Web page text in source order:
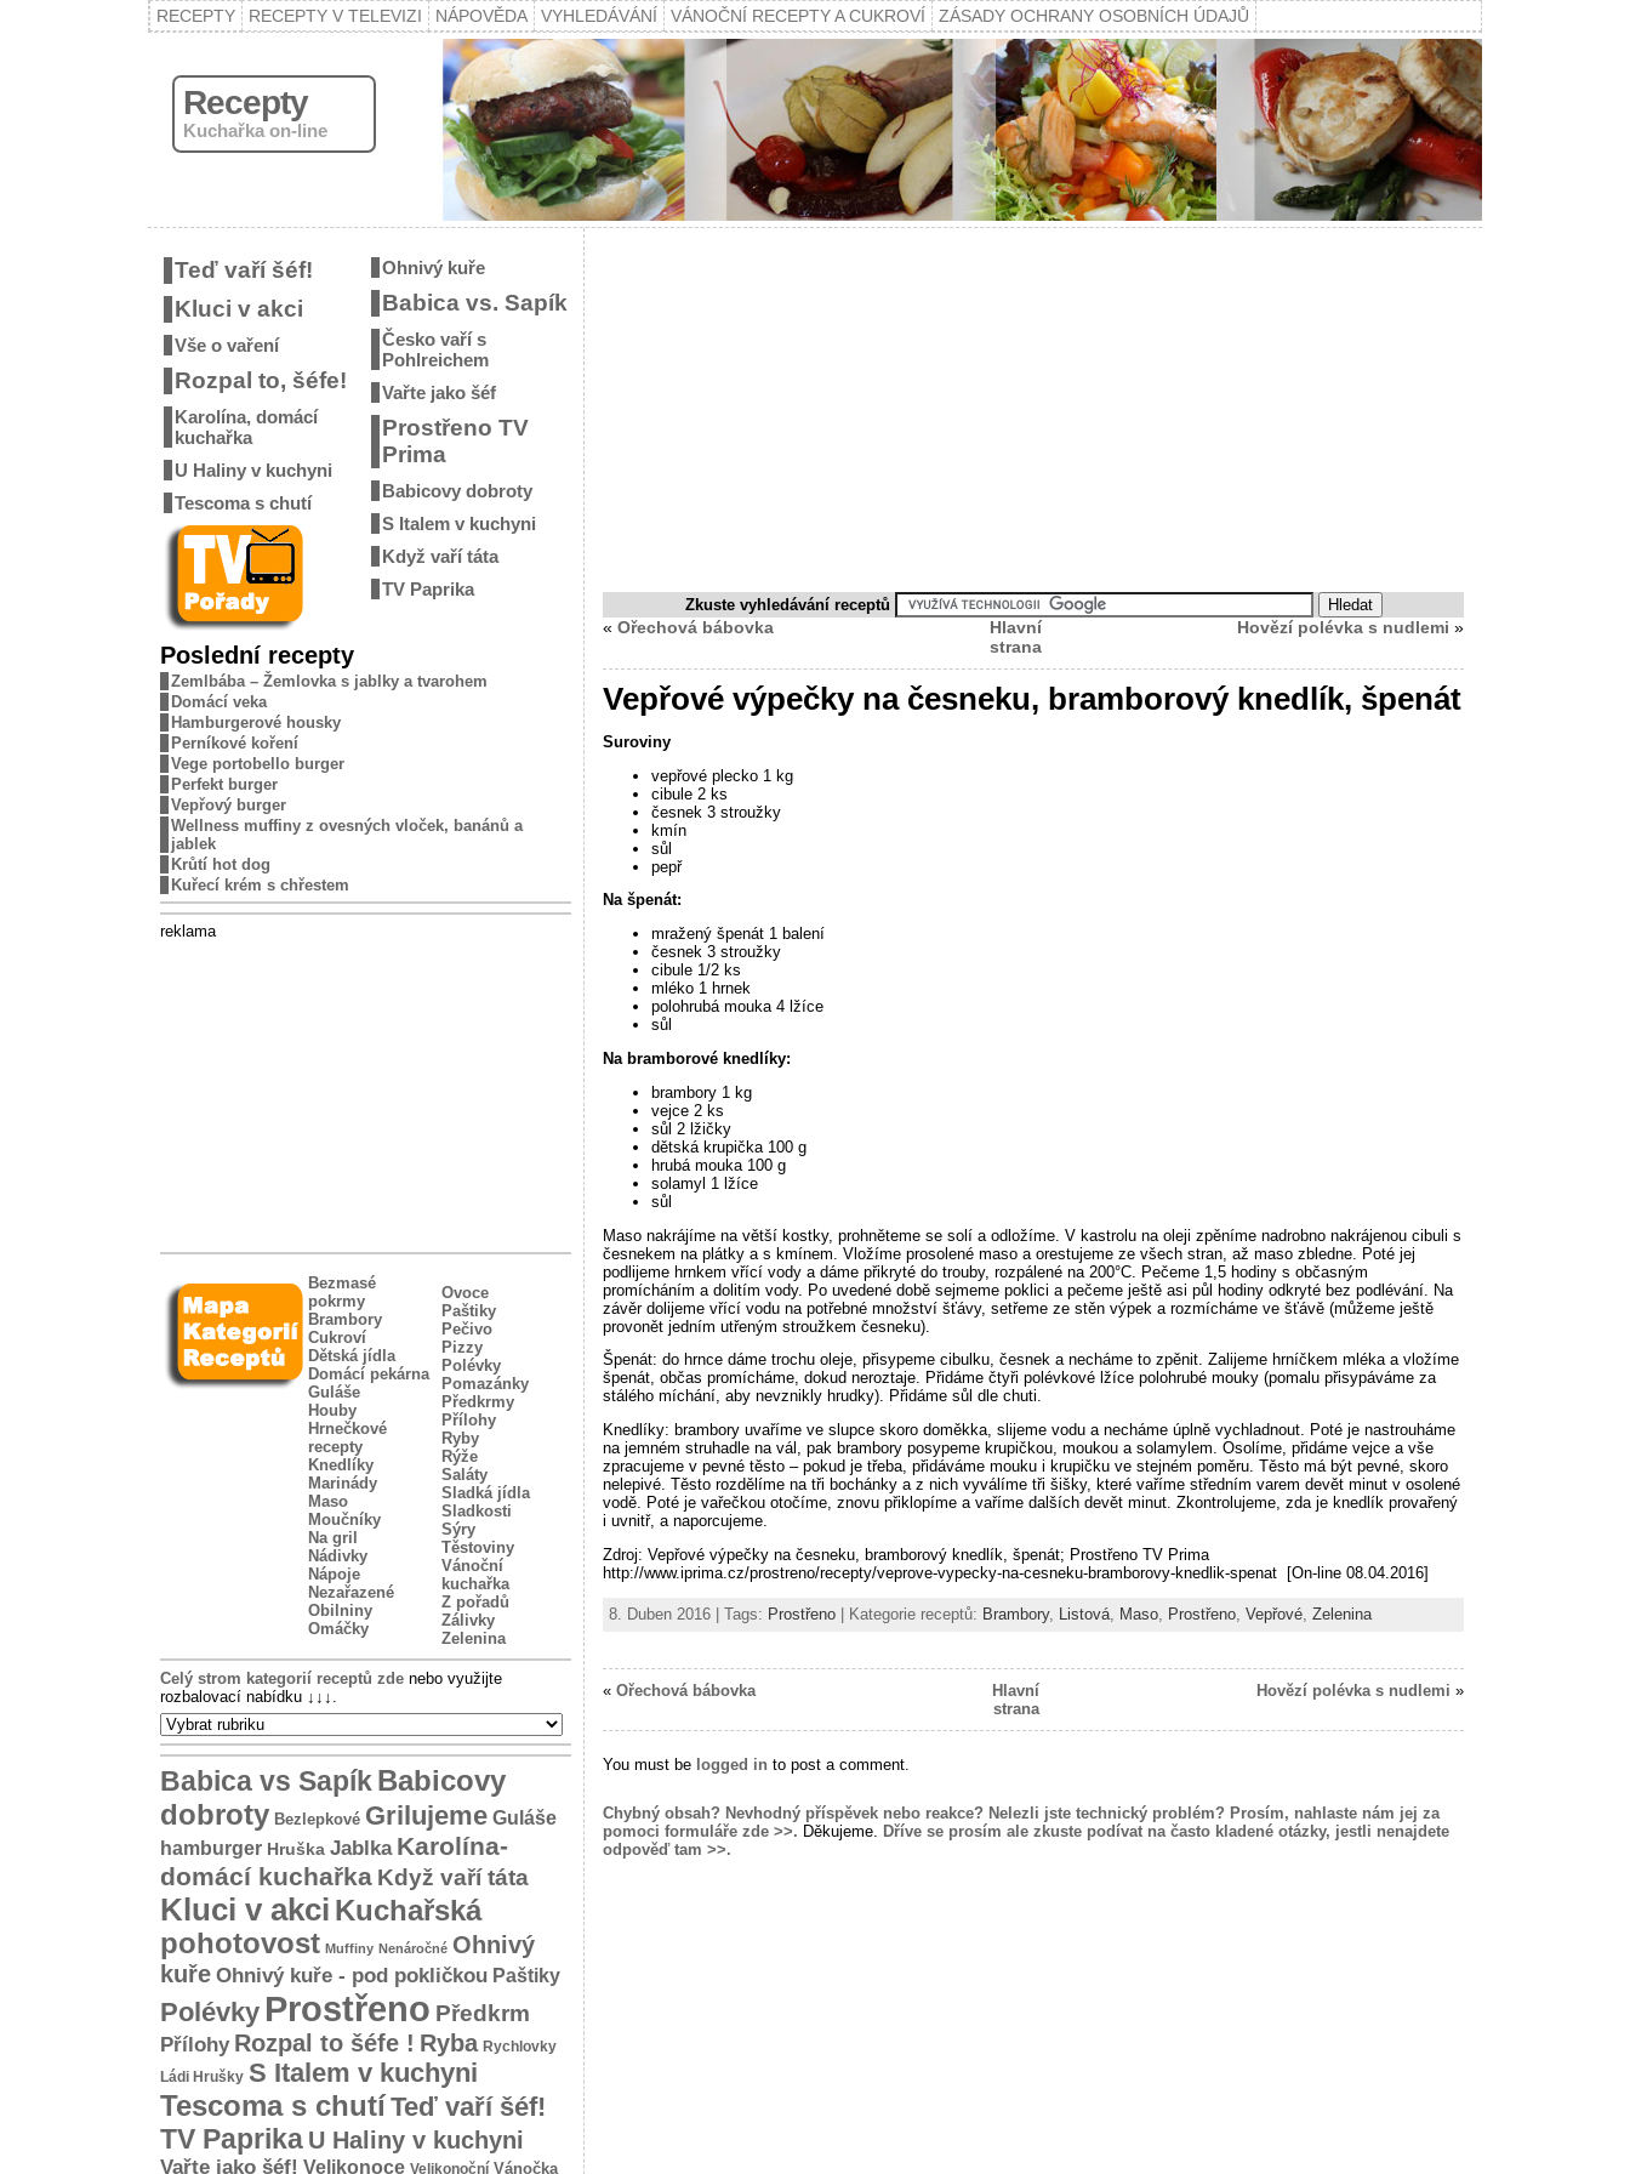
RECEPTY RECEPTY V TELEVIZI NÁPOVĚDA VYHLEDÁVÁNÍ VÁNOČNÍ RECEPTY A CUKROVÍ ZÁSADY OCHRANY OSOBNÍCH ÚDAJŮ
Recepty
Kuchařka on-line
Teď vaří šéf!
Kluci v akci
Vše o vaření
Rozpal to, šéfe!
Karolína, domácí
kuchařka
U Haliny v kuchyni
Tescoma s chutí
Ohnivý kuře
Babica vs. Sapík
Česko vaří s
Pohlreichem
Vařte jako šéf
Prostřeno TV
Prima
Babicovy dobroty
S Italem v kuchyni
Když vaří táta
TV Paprika
Poslední recepty
Zemlbába – Žemlovka s jablky a tvarohem
Domácí veka
Hamburgerové housky
Perníkové koření
Vege portobello burger
Perfekt burger
Vepřový burger
Wellness muffiny z ovesných vloček, banánů a
jablek
Krůtí hot dog
Kuřecí krém s chřestem
reklama
Bezmasé
pokrmy
Brambory
Cukroví
Dětská jídla
Domácí pekárna
Guláše
Houby
Hrnečkové
recepty
Knedlíky
Marinády
Maso
Moučníky
Na gril
Nádivky
Nápoje
Nezařazené
Obilniny
Omáčky
Ovoce
Paštiky
Pečivo
Pizzy
Polévky
Pomazánky
Předkrmy
Přílohy
Ryby
Rýže
Saláty
Sladká jídla
Sladkosti
Sýry
Těstoviny
Vánoční
kuchařka
Z pořadů
Zálivky
Zelenina
Celý strom kategorií receptů zde nebo využijte
rozbalovací nabídku ↓↓↓
Babica vs Sapík Babicovy
dobroty Bezlepkové Grilujeme Guláše
hamburger Hruška Jablka Karolína-
domácí kuchařka Když vaří táta
Kluci v akci Kuchařská
pohotovost Muffiny Nenáročné Ohnivý
kuře Ohnivý kuře - pod pokličkou Paštiky
Polévky Prostřeno Předkrm
Přílohy Rozpal to šéfe ! Ryba Rychlovky
Ládi Hrušky S Italem v kuchyni
Tescoma s chutíTeď vaří šéf!
TV Paprika U Haliny v kuchyni
Vařte jako šéf! Velikonoce Velikonoční Vánočka
Zkuste vyhledávání receptů
« Ořechová bábovka
Hlavní
strana
Hovězí polévka s nudlemi »
Vepřové výpečky na česneku, bramborový knedlík, špenát
Suroviny
vepřové plecko 1 kg
cibule 2 ks
česnek 3 stroužky
kmín
sůl
pepř
Na špenát:
mražený špenát 1 balení
česnek 3 stroužky
cibule 1/2 ks
mléko 1 hrnek
polohrubá mouka 4 lžíce
sůl
Na bramborové knedlíky:
brambory 1 kg
vejce 2 ks
sůl 2 lžičky
dětská krupička 100 g
hrubá mouka 100 g
solamyl 1 lžíce
sůl
Maso nakrájíme na větší kostky, prohněteme se solí a odložíme. V kastrolu na oleji zpěníme nadrobno nakrájenou cibuli s
česnekem na plátky a s kmínem. Vložíme prosolené maso a orestujeme ze všech stran, až maso zbledne. Poté jej
podlijeme hrnkem vřící vody a dáme přikryté do trouby, rozpálené na 200°C. Pečeme 1,5 hodiny s občasným
promícháním a dolitím vody. Po uvedené době sejmeme poklici a pečeme ještě asi půl hodiny odkryté bez podlévání. Na
závěr dolijeme vřící vodu na potřebné množství šťávy, setřeme ze stěn výpek a rozmícháme ve šťávě (můžeme ještě
provonět jedním utřeným stroužkem česneku).
Špenát: do hrnce dáme trochu oleje, přisypeme cibulku, česnek a necháme to zpěnit. Zalijeme hrníčkem mléka a vložíme
špenát, občas promícháme, dokud neroztaje. Přidáme čtyři polévkové lžíce polohrubé mouky (pomalu přisypáváme za
stálého míchání, aby nevznikly hrudky). Přidáme sůl dle chuti.
Knedlíky: brambory uvaříme ve slupce skoro doměkka, slijeme vodu a necháme úplně vychladnout. Poté je nastrouháme
na jemném struhadle na vál, pak brambory posypeme krupičkou, moukou a solamylem. Osolíme, přidáme vejce a vše
zpracujeme v pevné těsto – pokud je třeba, přidáváme mouku i krupičku ve stejném poměru. Těsto má být pevné, skoro
nelepivé. Těsto rozdělíme na tři bochánky a z nich vyválíme tři šišky, které vaříme středním varem devět minut v osolené
vodě. Poté je vařečkou otočíme, znovu přiklopíme a vaříme dalších devět minut. Zkontrolujeme, zda je knedlík provařený
i uvnitř, a naporcujeme.
Zdroj: Vepřové výpečky na česneku, bramborový knedlík, špenát; Prostřeno TV Prima
http://www.iprima.cz/prostreno/recepty/veprove-vypecky-na-cesneku-bramborovy-knedlik-spenat [On-line 08.04.2016]
8. Duben 2016 | Tags: Prostřeno | Kategorie receptů: Brambory, Listová Maso Prostřeno Vepřové Zelenina
« Ořechová bábovka
Hlavní
strana
Hovězí polévka s nudlemi »
You must be logged in to post a comment.
Chybný obsah? Nevhodný příspěvek nebo reakce? Nelezli jste technický problém? Prosím, nahlaste nám jej za
pomoci formuláře zde >>. Děkujeme.
Dříve se prosím ale zkuste podívat na často kladené otázky, jestli nenajdete
odpověď tam >>.